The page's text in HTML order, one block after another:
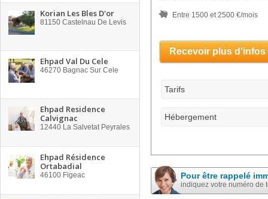
Korian Les Bles D'or
81150 Castelnau De Levis
Ehpad Val Du Cele
46270 Bagnac Sur Cele
Ehpad Residence
Calvignac
12440 La Salvetat Peyrales
Ehpad Résidence
Ortabadial
46100 Figeac
Entre 1500 et 2500 €/mois
Recevoir plus d'infos
Tarifs
Hébergement
Pour être rappelé
indiquez votre numéro de